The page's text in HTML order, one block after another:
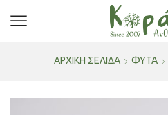
ΑΡΧΙΚΉ ΣΕΛΊΔΑ ΦΥΤΑ